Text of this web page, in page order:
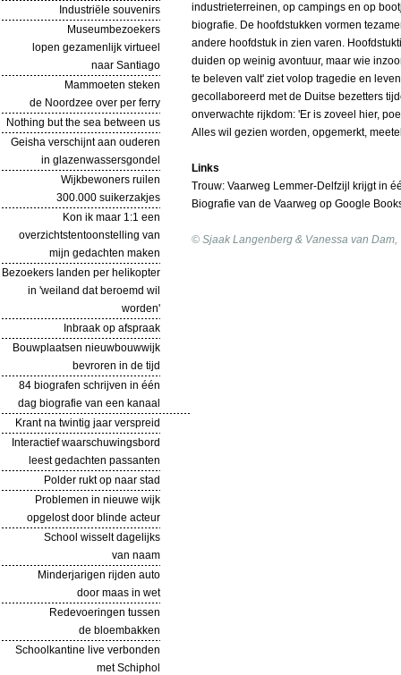
Industriële souvenirs
Museumbezoekers
lopen gezamenlijk virtueel
naar Santiago
Mammoeten steken
de Noordzee over per ferry
Nothing but the sea between us
Geisha verschijnt aan ouderen
in glazenwassersgondel
Wijkbewoners ruilen
300.000 suikerzakjes
Kon ik maar 1:1 een
overzichtstentoonstelling van
mijn gedachten maken
Bezoekers landen per helikopter
in 'weiland dat beroemd wil
worden'
Inbraak op afspraak
Bouwplaatsen nieuwbouwwijk
bevroren in de tijd
84 biografen schrijven in één
dag biografie van een kanaal
Krant na twintig jaar verspreid
Interactief waarschuwingsbord
leest gedachten passanten
Polder rukt op naar stad
Problemen in nieuwe wijk
opgelost door blinde acteur
School wisselt dagelijks
van naam
Minderjarigen rijden auto
door maas in wet
Redevoeringen tussen
de bloembakken
Schoolkantine live verbonden
met Schiphol
industrieterreinen, op campings en op
biografie. De hoofdstukken vormen
andere hoofdstuk in zien varen.
duiden op weinig avontuur, maar wie
te beleven valt' ziet volop tragedie en
gecollaboreerd met de Duitse bezetters
onverwachte rijkdom: 'Er is zoveel hier,
Alles wil gezien worden, opgemerkt,
Links
Trouw: Vaarweg Lemmer-Delfzijl krijgt in
Biografie van de Vaarweg op Google
© Sjaak Langenberg & Vanessa van Dam,